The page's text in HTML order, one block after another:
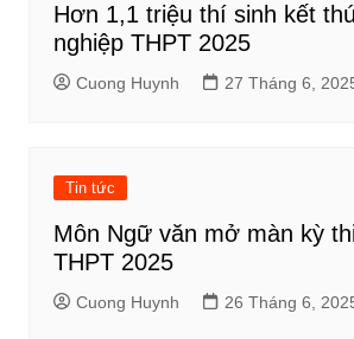
Hơn 1,1 triệu thí sinh kết
nghiệp THPT 2025
Cuong Huynh 27 Tháng 6,
Tin tức
Môn Ngữ văn mở màn kỳ
THPT 2025
Cuong Huynh 26 Tháng 6,